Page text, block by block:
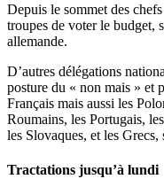
Depuis le sommet des
troupes de voter le budget,
allemande.
D’autres délégations
posture du « non mais » et
Français mais aussi les
Roumains, les Portugais,
les Slovaques, et les
Tractations jusqu’à lundi